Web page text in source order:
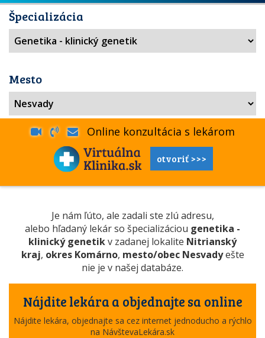
Špecializácia
Mesto
Online konzultácia s lekárom
otvoriť >>>
Je nám ľúto, ale zadali ste zlú adresu,
alebo hľadaný lekár so špecializáciou genetika -
klinický genetikv zadanej lokalite Nitrianský
kraj, okres Komárno, mesto/obec Nesvadyešte
nie je v našej databáze.
Nájdite lekára a objednajte sa online
Nájdite lekára, objednajte sa cez internet jednoducho a rýchlo
na NávštevaLekára.sk